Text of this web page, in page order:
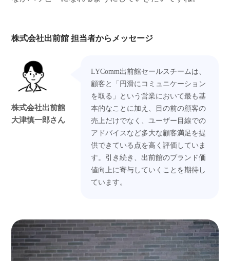
株式会社出前館 担当者からメッセージ
株式会社出前館
大津慎一郎さん
LYComm出前館セールスチームは、
顧客と「円滑にコミュニケーション
を取る」という営業において最も基
本的なことに加え、目の前の顧客の
売上だけでなく、ユーザー目線での
アドバイスなど多大な顧客満足を提
供できている点を高く評価していま
す。引き続き、出前館のブランド価
値向上に寄与していくことを期待し
ています。